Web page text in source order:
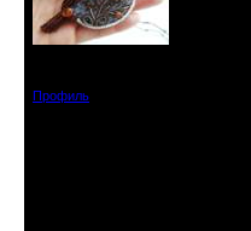
Профиль